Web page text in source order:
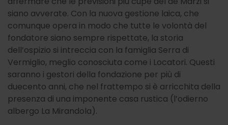
siano avverate. Con la nuova gestione laica, che
comunque opera in modo che tutte le volontà del
fondatore siano sempre rispettate, la storia
dell’ospizio si intreccia con la famiglia Serra di
Vermiglio, meglio conosciuta come i Locatori. Questi
saranno i gestori della fondazione per più di
duecento anni, che nel frattempo si è arricchita della
presenza di una imponente casa rustica (l’odierno
albergo La Mirandola).